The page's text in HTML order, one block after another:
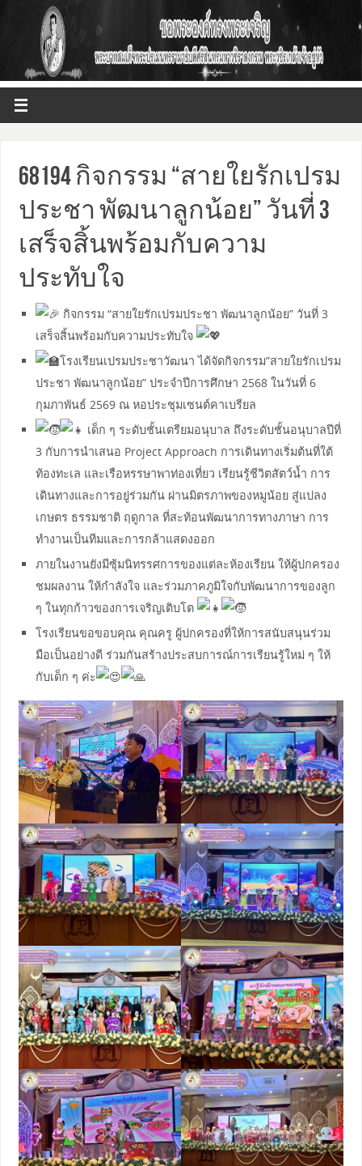
68194 กิจกรรม “สายใยรักเปรม
ประชา พัฒนาลูกน้อย” วันที่ 3
เสร็จสิ้นพร้อมกับความ
ประทับใจ
กิจกรรม “สายใยรักเปรมประชา พัฒนาลูกน้อย” วันที่ 3
เสร็จสิ้นพร้อมกับความประทับใจ
โรงเรียนเปรมประชาวัฒนา ได้จัดกิจกรรม”สายใยรักเปรม
ประชา พัฒนาลูกน้อย” ประจำปีการศึกษา 2568 ในวันที่ 6
กุมภาพันธ์ 2569 ณ หอประชุมเซนต์คาเบรียล
เด็ก ๆ ระดับชั้นเตรียมอนุบาล ถึงระดับชั้นอนุบาลปีที่
3 กับการนำเสนอ Project Approach การเดินทางเริ่มต้นที่ใต้
ท้องทะเล และเรือหรรษาพาท่องเที่ยว เรียนรู้ชีวิตสัตว์น้ำ การ
เดินทางและการอยู่ร่วมกัน ผ่านมิตรภาพของหมูน้อย สู่แปลง
เกษตร ธรรมชาติ ฤดูกาล ที่สะท้อนพัฒนาการทางภาษา การ
ทำงานเป็นทีมและการกล้าแสดงออก
ภายในงานยังมีซุ้มนิทรรศการของแต่ละห้องเรียน ให้ผู้ปกครอง
ชมผลงาน ให้กำลังใจ และร่วมภาคภูมิใจกับพัฒนาการของลูก
ๆ ในทุกก้าวของการเจริญเติบโต
โรงเรียนขอขอบคุณ คุณครู ผู้ปกครองที่ให้การสนับสนุนร่วม
มือเป็นอย่างดี ร่วมกันสร้างประสบการณ์การเรียนรู้ใหม่ ๆ ให้
กับเด็ก ๆ ค่ะ